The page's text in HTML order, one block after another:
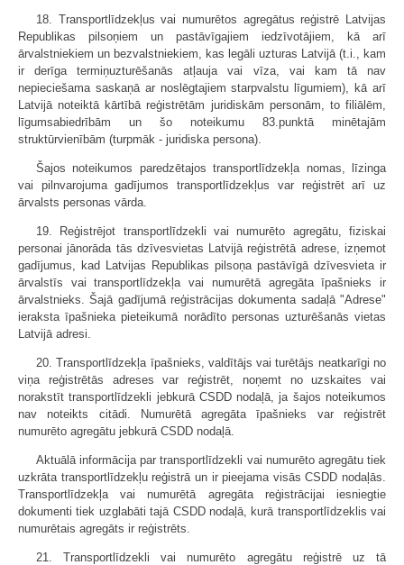
18. Transportlīdzekļus vai numurētos agregātus reģistrē Latvijas
Republikas pilsoņiem un pastāvīgajiem iedzīvotājiem, kā arī
ārvalstniekiem un bezvalstniekiem, kas legāli uzturas Latvijā (t.i., kam
ir derīga termiņuzturēšanās atļauja vai vīza, vai kam tā nav
nepieciešama saskaņā ar noslēgtajiem starpvalstu līgumiem), kā arī
Latvijā noteiktā kārtībā reģistrētām juridiskām personām, to filiālēm,
līgumsabiedrībām un šo noteikumu 83.punktā minētajām
struktūrvienībām (turpmāk - juridiska persona).
Šajos noteikumos paredzētajos transportlīdzekļa nomas, līzinga
vai pilnvarojuma gadījumos transportlīdzekļus var reģistrēt arī uz
ārvalsts personas vārda.
19. Reģistrējot transportlīdzekli vai numurēto agregātu, fiziskai
personai jānorāda tās dzīvesvietas Latvijā reģistrētā adrese, izņemot
gadījumus, kad Latvijas Republikas pilsoņa pastāvīgā dzīvesvieta ir
ārvalstīs vai transportlīdzekļa vai numurētā agregāta īpašnieks ir
ārvalstnieks. Šajā gadījumā reģistrācijas dokumenta sadaļā "Adrese"
ieraksta īpašnieka pieteikumā norādīto personas uzturēšanās vietas
Latvijā adresi.
20. Transportlīdzekļa īpašnieks, valdītājs vai turētājs neatkarīgi no
viņa reģistrētās adreses var reģistrēt, noņemt no uzskaites vai
norakstīt transportlīdzekli jebkurā CSDD nodaļā, ja šajos noteikumos
nav noteikts citādi. Numurētā agregāta īpašnieks var reģistrēt
numurēto agregātu jebkurā CSDD nodaļā.
Aktuālā informācija par transportlīdzekli vai numurēto agregātu tiek
uzkrāta transportlīdzekļu reģistrā un ir pieejama visās CSDD nodaļās.
Transportlīdzekļa vai numurētā agregāta reģistrācijai iesniegtie
dokumenti tiek uzglabāti tajā CSDD nodaļā, kurā transportlīdzeklis vai
numurētais agregāts ir reģistrēts.
21. Transportlīdzekli vai numurēto agregātu reģistrē uz tā